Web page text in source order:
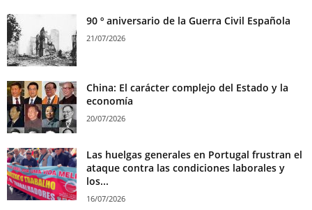
90 º aniversario de la Guerra Civil Española
21/07/2026
China: El carácter complejo del Estado y la
economía
20/07/2026
Las huelgas generales en Portugal frustran el
ataque contra las condiciones laborales y
los...
16/07/2026